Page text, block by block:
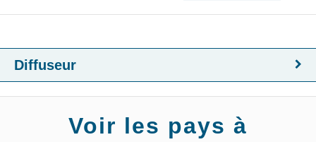
Diffuseur
Voir les pays à